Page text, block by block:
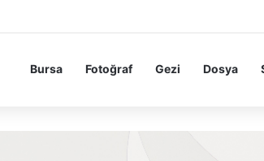
Bursa Fotoğraf Gezi Dosya